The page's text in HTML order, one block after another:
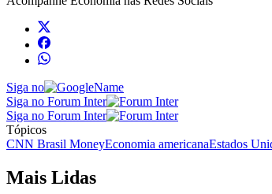
Siga no
Siga no Forum Inter
Siga no Forum Inter
Tópicos
CNN Brasil MoneyEconomia americanaEstados
Mais Lidas